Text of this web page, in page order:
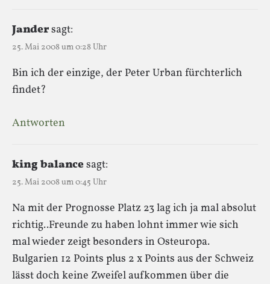
Jandersagt:
25. Mai 2008 um 0:28 Uhr
Bin ich der einzige, der Peter Urban fürchterlich
findet?
Antworten
king balancesagt:
25. Mai 2008 um 0:45 Uhr
Na mit der Prognosse Platz 23 lag ich ja mal absolut
richtig..Freunde zu haben lohnt immer wie sich
mal wieder zeigt besonders in Osteuropa.
Bulgarien 12 Points plus 2 x Points aus der Schweiz
lässt doch keine Zweifel aufkommen über die